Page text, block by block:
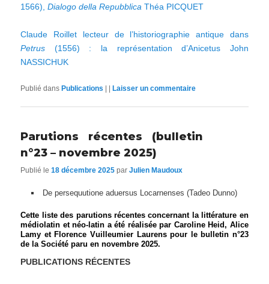
1566),Dialogo della RepubblicaThéa PICQUET
Claude Roillet lecteur de l’historiographie antique dans
Petrus (1556) : la représentation d’Anicetus John
NASSICHUK
Publié dans Publications Laisser un commentaire
Parutions récentes (bulletin
n°23 – novembre 2025)
Publié le18 décembre 2025 parJulien Maudoux
De persequutione aduersus Locarnenses (Tadeo Dunno)
Cette liste des parutions récentes concernant la littérature en
médiolatin et néo-latin a été réalisée par Caroline Heid, Alice
Lamy et Florence Vuilleumier Laurens pour le bulletin n°23
de la Société paru en novembre 2025.
PUBLICATIONS RÉCENTES